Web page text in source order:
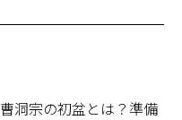
曹洞宗の初盆とは？準備